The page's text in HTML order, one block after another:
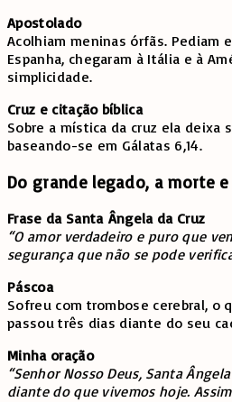
Apostolado
Acolhiam meninas órfãs. Pediam
Espanha, chegaram à Itália e à
simplicidade.
Cruz e citação bíblica
Sobre a mística da cruz ela deixa
baseando-se em Gálatas 6,14.
Do grande legado, a morte
Frase da Santa Ângela da Cruz
“O amor verdadeiro e puro que
segurança que não se pode
Páscoa
Sofreu com trombose cerebral, o
passou três dias diante do seu
Minha oração
“Senhor Nosso Deus, Santa
diante do que vivemos hoje.